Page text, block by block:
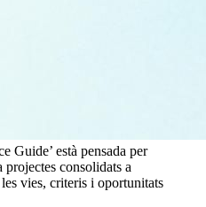
Guide’ està pensada per
projectes consolidats a
vies, criteris i oportunitats